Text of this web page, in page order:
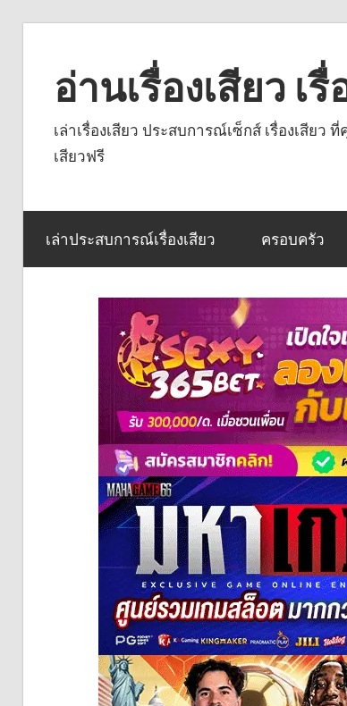
contentอ่านเรื่องเสียว เ
เล่าเรื่องเสียว ประสบการณ์เซ็กส์ เรื่องเสีย
เสียวฟรี
เล่าประสบการณ์เรื่องเสียว ครอบครัว